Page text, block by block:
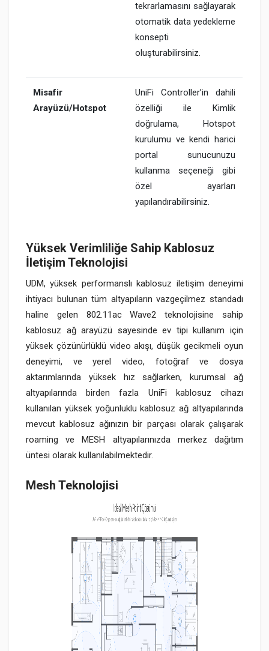
tekrarlamasını sağlayarak
otomatik data yedekleme
konsepti
oluşturabilirsiniz.
Misafir
Arayüzü/Hotspot
UniFi Controller’in dahili
özelliği ile Kimlik
doğrulama, Hotspot
kurulumu ve kendi harici
portal sunucunuzu
kullanma seçeneği gibi
özel ayarları
yapılandırabilirsiniz.
Yüksek Verimliliğe Sahip Kablosuz
İletişim Teknolojisi
UDM, yüksek performanslı kablosuz iletişim deneyimi
ihtiyacı bulunan tüm altyapıların vazgeçilmez standadı
haline gelen 802.11ac Wave2 teknolojisine sahip
kablosuz ağ arayüzü sayesinde ev tipi kullanım için
yüksek çözünürlüklü video akışı, düşük gecikmeli oyun
deneyimi, ve yerel video, fotoğraf ve dosya
aktarımlarında yüksek hız sağlarken, kurumsal ağ
altyapılarında birden fazla UniFi kablosuz cihazı
kullanılan yüksek yoğunluklu kablosuz ağ altyapılarında
mevcut kablosuz ağınızın bir parçası olarak çalışarak
roaming ve MESH altyapılarınızda merkez dağıtım
üntesi olarak kullanılabilmektedir.
Mesh Teknolojisi